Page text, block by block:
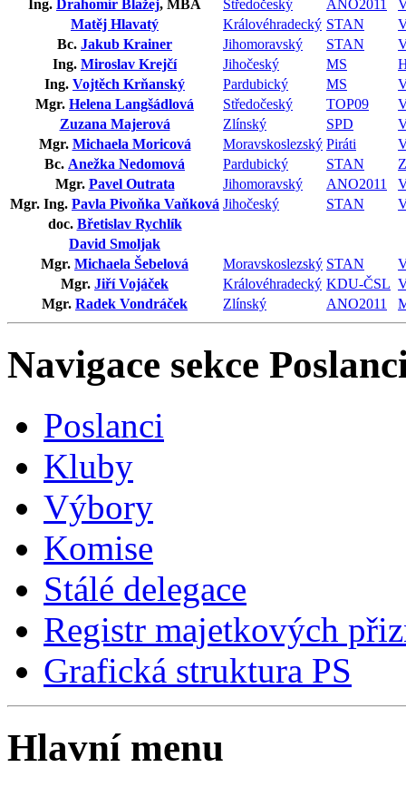
Ing. Drahomír Blažej, MBA Středočeský ANO2011
Matěj Hlavatý
Královéhradecký STAN
Bc. Jakub Krainer Jihomoravský STAN
Ing. Miroslav Krejčí Jihočeský MS
Ing. Vojtěch Krňanský Pardubický MS
Mgr. Helena Langšádlová Středočeský TOP09
Zuzana Majerová
Zlínský SPD
Mgr. Michaela Moricová Moravskoslezský Piráti
Bc. Anežka Nedomová Pardubický STAN
Mgr. Pavel Outrata Jihomoravský ANO2011
Mgr. Ing. Pavla Pivoňka Vaňková Jihočeský STAN
doc. Břetislav Rychlík
David Smoljak
Mgr. Michaela Šebelová Moravskoslezský STAN
Mgr. Jiří Vojáček Královéhradecký KDU-ČSL
Mgr. Radek Vondráček Zlínský ANO2011
Navigace sekce
Poslanci
Kluby
Výbory
Komise
Stálé delegace
Registr majetkových
Grafická struktura PS
Hlavní menu